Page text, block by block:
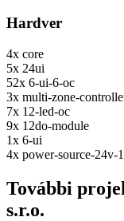
Hardver
4x core
5x 24ui
52x 6-ui-6-oc
3x multi-zone-
7x 12-led-oc
9x 12do-module
1x 6-ui
4x power-source-24v-
További
s.r.o.